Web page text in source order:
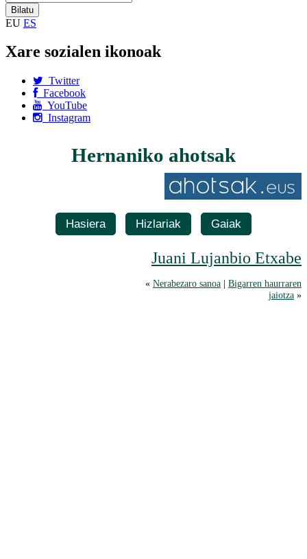
EU ES
Xare sozialen ikonoak
Twitter
Facebook
YouTube
Instagram
Hernaniko ahotsak
Hasiera Hizlariak Gaiak
Juani Lujanbio Etxabe
« Nerabezaro sanoa | Bigarren haurraren
jaiotza »